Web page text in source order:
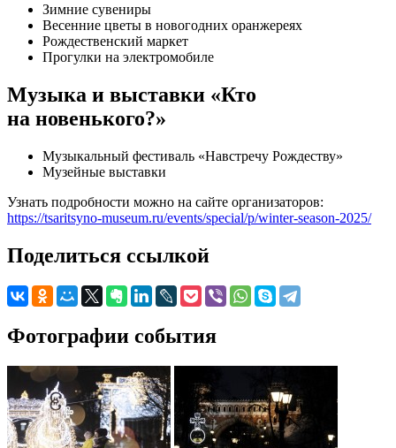
Зимние сувениры
Весенние цветы в новогодних оранжереях
Рождественский маркет
Прогулки на электромобиле
Музыка и выставки «Кто
на новенького?»
Музыкальный фестиваль «Навстречу Рождеству»
Музейные выставки
Узнать подробности можно на сайте организаторов:
https://tsaritsyno-museum.ru/events/special/p/winter-season-2025/
Поделиться ссылкой
Фотографии события